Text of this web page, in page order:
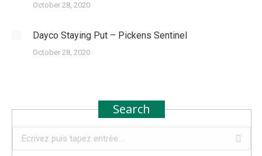
October 28, 2020
Dayco Staying Put – Pickens Sentinel
October 28, 2020
Search
Recherche
: